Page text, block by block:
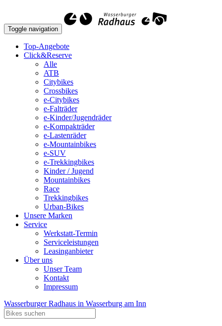
Toggle navigation
Top-Angebote
Click&Reserve
Alle
ATB
Citybikes
Crossbikes
e-Citybikes
e-Falträder
e-Kinder/Jugendräder
e-Kompakträder
e-Lastenräder
e-Mountainbikes
e-SUV
e-Trekkingbikes
Kinder / Jugend
Mountainbikes
Race
Trekkingbikes
Urban-Bikes
Unsere Marken
Service
Werkstatt-Termin
Serviceleistungen
Leasinganbieter
Über uns
Unser Team
Kontakt
Impressum
Wasserburger Radhaus in Wasserburg am Inn